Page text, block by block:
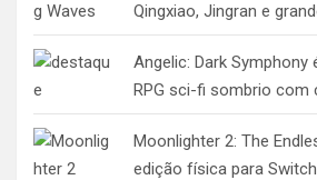
Qingxiao, Jingran e
Angelic: Dark
RPG sci-fi sombrio com
Moonlighter 2: The
edição física para Switch